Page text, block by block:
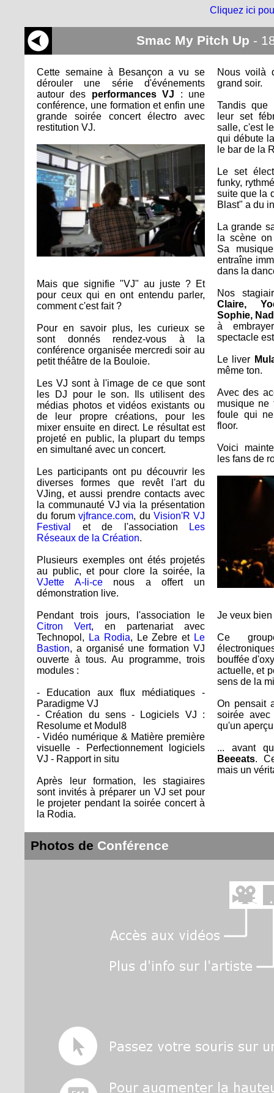
Cliquez ici
Smac My Pitch Up -
Cette semaine à Besançon a vu se
dérouler une série d'événements
autour des performances VJ : une
conférence, une formation et enfin une
grande soirée concert électro avec
restitution VJ.
Mais que signifie "VJ" au juste ? Et
pour ceux qui en ont entendu parler,
comment c'est fait ?
Pour en savoir plus, les curieux se
sont donnés rendez-vous à la
conférence organisée mercredi soir au
petit théâtre de la Bouloie.
Les VJ sont à l'image de ce que sont
les DJ pour le son. Ils utilisent des
médias photos et vidéos existants ou
de leur propre créations, pour les
mixer ensuite en direct. Le résultat est
projeté en public, la plupart du temps
en simultané avec un concert.
Les participants ont pu découvrir les
diverses formes que revêt l'art du
VJing, et aussi prendre contacts avec
la communauté VJ via la présentation
du forumvjfrance.com, du Vision'R VJ
Festival
et de l'association
Les
Réseaux de la Création.
Plusieurs exemples ont étés projetés
au public, et pour clore la soirée, la
VJette A-li-cenous a offert un
démonstration live.
Pendant trois jours, l'association le
Citron Vert, en partenariat avec
Technopol,
La Rodia, Le Zebre et Le
Bastion, a organisé une formation VJ
ouverte à tous. Au programme, trois
modules :
- Education aux flux médiatiques -
Paradigme VJ
- Création du sens - Logiciels VJ :
Resolume et Modul8
- Vidéo numérique & Matière première
visuelle - Perfectionnement logiciels
VJ - Rapport in situ
Après leur formation, les stagiaires
sont invités à préparer un VJ set pour
le projeter pendant la soirée concert à
la Rodia.
Nous voilà
grand soir.
Tandis que
leur set
salle, c'est
qui débute
le bar de la
Le set
funky,
suite que la
Blast" a du
La grande
la scène
Sa
entraîne
dans la
Nos
Claire,
Sophie,
à
spectacle
Le liver
même ton.
Avec des
musique ne
foule qui
floor.
Voici
les fans de
Je veux
Ce
bouffée
actuelle, et
sens de la
On pensait
soirée
qu'un
... avant
Beeeats.
mais un
Photos de Conférence